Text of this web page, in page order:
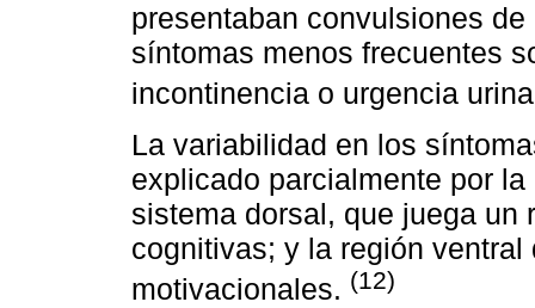
presentaban convulsiones
síntomas menos frecuentes
incontinencia o urgencia
La variabilidad en los
explicado parcialmente por
sistema dorsal, que juega un
cognitivas; y la región
motivacionales. (12)